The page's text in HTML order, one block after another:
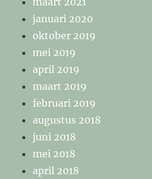
januari 2020
oktober 2019
mei 2019
april 2019
maart 2019
februari 2019
augustus 2018
juni 2018
mei 2018
april 2018